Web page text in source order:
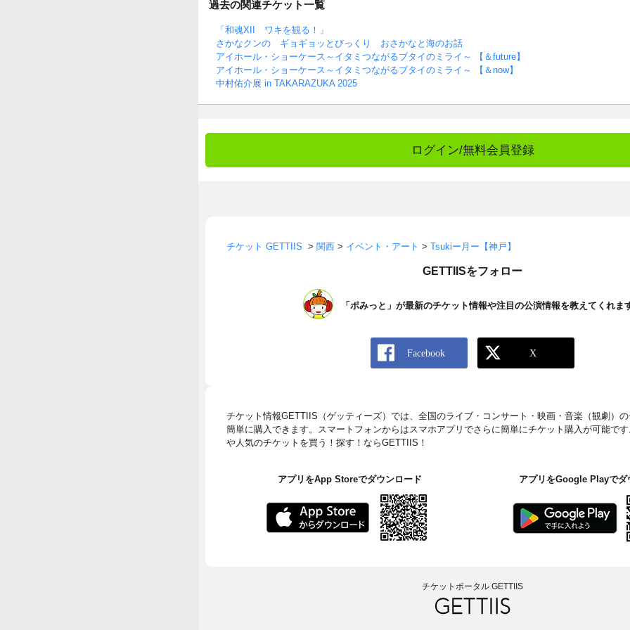
過去の関連チケット一覧
「和魂XII ワキを観る！」
さかなクンの ギョギョッとびっくり おさかなと海のお話
アイホール・ショーケース～イタミつながるブタイのミライ～ 【＆future】
アイホール・ショーケース～イタミつながるブタイのミライ～ 【＆now】
中村佑介展 in TAKARAZUKA 2025
ログイン/無料会員登録
チケット GETTIIS > 関西 > イベント・アート > Tsukiー月ー【神戸】
GETTIISをフォロー
「ポみっと」が最新のチケット情報や注目の公演情報を教えてくれま
チケット情報GETTIIS（ゲッティーズ）では、全国のライブ・コンサート・映画・音楽（観劇）
簡単に購入できます。スマートフォンからはスマホアプリでさらに簡単にチケット購入が可能で
や人気のチケットを買う！探す！ならGETTIIS！
アプリをApp Storeでダウンロード アプリをGoogle Playでダ
チケットポータル GETTIIS